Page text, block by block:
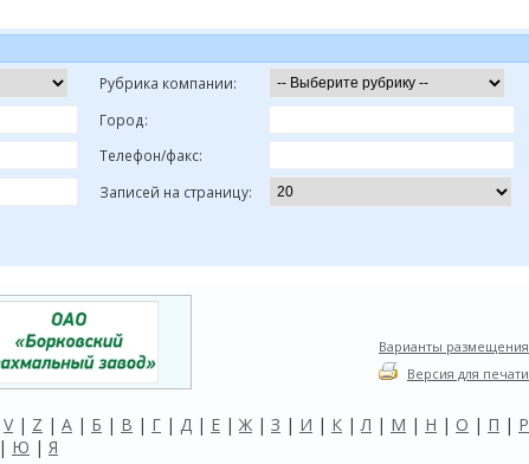
Рубрика компании:
Город:
Телефон/факс:
Записей на страницу:
Варианты размещения
Версия для печати
V| Z | А | Б | В | Г | Д | Е | Ж | З | И | К |Л | М | Н | О | П | Р
| Ю | Я